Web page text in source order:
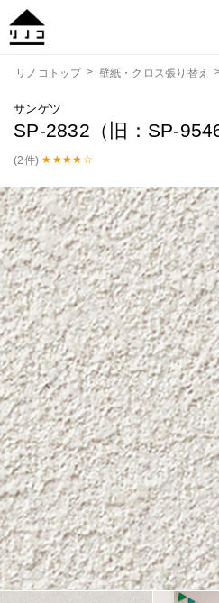
リノコトップ 壁紙・クロス張り替え
サンゲツ
SP-2832（旧：SP-9546
(2件)